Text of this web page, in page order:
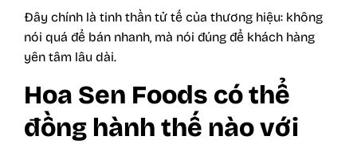
Đây chính là tinh thần tử tế của thương hiệu: không
nói quá để bán nhanh, mà nói đúng để khách hàng
yên tâm lâu dài.
Hoa Sen Foods có thể
đồng hành thế nào với